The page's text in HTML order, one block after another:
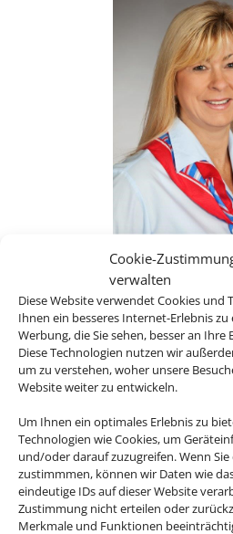
Cookie-
verwalten
Diese Website verwendet Cookies und
Ihnen ein besseres Internet-Erlebnis
Werbung, die Sie sehen, besser an Ihre
Diese Technologien nutzen wir
um zu verstehen, woher unsere
Website weiter zu entwickeln.
Um Ihnen ein optimales Erlebnis zu
Technologien wie Cookies, um
und/oder darauf zuzugreifen. Wenn
zustimmmen, können wir Daten wie
eindeutige IDs auf dieser Website
Zustimmung nicht erteilen oder
Merkmale und Funktionen
...und bringen
auch wieder
zurück!
Anke Schott
" Treffpunkt
L A U